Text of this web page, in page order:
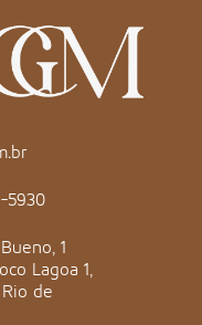
5930
1
Lagoa 1,
de